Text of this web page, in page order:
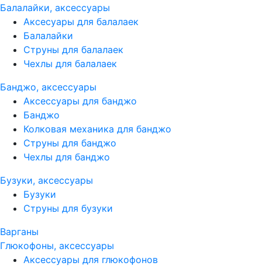
Балалайки, аксессуары
Аксесуары для балалаек
Балалайки
Струны для балалаек
Чехлы для балалаек
Банджо, аксессуары
Аксессуары для банджо
Банджо
Колковая механика для банджо
Струны для банджо
Чехлы для банджо
Бузуки, аксессуары
Бузуки
Струны для бузуки
Варганы
Глюкофоны, аксессуары
Аксессуары для глюкофонов